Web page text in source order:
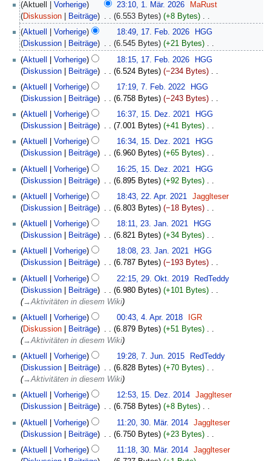
März
2026
Aktuell Vorherige 23:10, 1. Mär. 2026
MaRust
Diskussion
Beiträge 6.553 Bytes +8 Bytes ‎
K
e
i
n
e
B
e
r
b
e
i
t
u
g
s
z
u
s
a
m
m
e
n
f
a
s
u
n
g
17.
Februar
2026
Aktuell Vorherige 18:49, 17. Feb. 2026
HGG
Diskussion
Beiträge 6.545 Bytes +21 Bytes ‎
K
e
n
e
B
e
r
b
e
i
t
u
g
s
z
u
a
m
m
e
n
f
a
s
s
n
g
Aktuell Vorherige 18:15, 17. Feb. 2026
HGG
Diskussion
Beiträge 6.524 Bytes −234 Bytes ‎
K
e
n
e
B
e
r
b
e
i
t
u
g
s
z
u
s
m
m
e
n
f
a
s
s
n
g
Februar
Aktuell Vorherige 17:19, 7. Feb. 2022
HGG
Diskussion
Beiträge 6.758 Bytes −243 Bytes ‎
K
e
n
e
B
e
r
b
e
i
t
u
g
s
z
u
s
a
m
m
e
n
f
a
s
s
n
Dezember
Aktuell Vorherige 16:37, 15. Dez. 2021
HGG
Diskussion
Beiträge 7.001 Bytes +41 Bytes ‎
K
e
n
e
B
e
r
b
e
i
t
u
n
s
z
u
s
a
m
m
e
n
f
a
s
s
Aktuell Vorherige 16:34, 15. Dez. 2021
HGG
Diskussion
Beiträge 6.960 Bytes +65 Bytes ‎
K
e
n
e
B
e
r
b
e
i
t
u
n
g
z
u
s
a
m
e
n
f
Aktuell Vorherige 16:25, 15. Dez. 2021
HGG
Diskussion
Beiträge 6.895 Bytes +92 Bytes ‎
K
e
n
e
B
e
r
b
e
i
t
u
n
g
s
u
s
a
m
e
April
Aktuell Vorherige 18:43, 22. Apr. 2021
Jagglteser
Diskussion
Beiträge 6.803 Bytes −18 Bytes ‎
K
e
n
e
B
e
a
b
e
i
t
u
n
g
s
u
s
a
Januar
Aktuell Vorherige 18:11, 23. Jan. 2021
HGG
Diskussion
Beiträge 6.821 Bytes +34 Bytes ‎
K
e
n
e
B
e
a
r
e
i
t
u
n
g
s
u
Aktuell Vorherige 18:08, 23. Jan. 2021
HGG
Diskussion
Beiträge 6.787 Bytes −193 Bytes ‎
K
e
n
e
B
e
a
r
b
i
t
u
n
g
s
Oktober
2019
Aktuell Vorherige 22:15, 29. Okt. 2019
RedTeddy
Diskussion
Beiträge 6.980 Bytes +101 Bytes ‎
→‎Aktivitäten in diesem Wiki
April
2018
Aktuell Vorherige 00:43, 4. Apr. 2018
IGR
Diskussion
Beiträge 6.879 Bytes +51 Bytes ‎
→‎Aktivitäten in diesem Wiki
7.
Juni
2015
Aktuell Vorherige 19:28, 7. Jun. 2015
RedTeddy
Diskussion
Beiträge 6.828 Bytes +70 Bytes ‎
→‎Aktivitäten in diesem Wiki
15.
Dezember
Aktuell Vorherige 12:53, 15. Dez. 2014
Jagglteser
Diskussion
Beiträge 6.758 Bytes +8 Bytes ‎
K
e
n
März
Aktuell Vorherige 11:20, 30. Mär. 2014
Jagglteser
Diskussion
Beiträge 6.750 Bytes +23 Bytes ‎
K
e
Aktuell Vorherige 11:18, 30. Mär. 2014
Jagglteser